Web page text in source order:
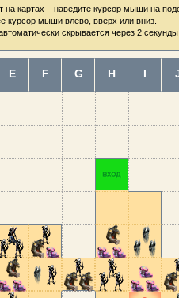
картах – наведите курсор мыши на
курсор мыши влево, вверх или вниз.
скрывается через 2 секунды.
E F G H I